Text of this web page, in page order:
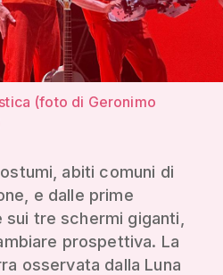
(foto di Geronimo
abiti comuni di
e dalle prime
tre schermi giganti,
prospettiva. La
osservata dalla Luna